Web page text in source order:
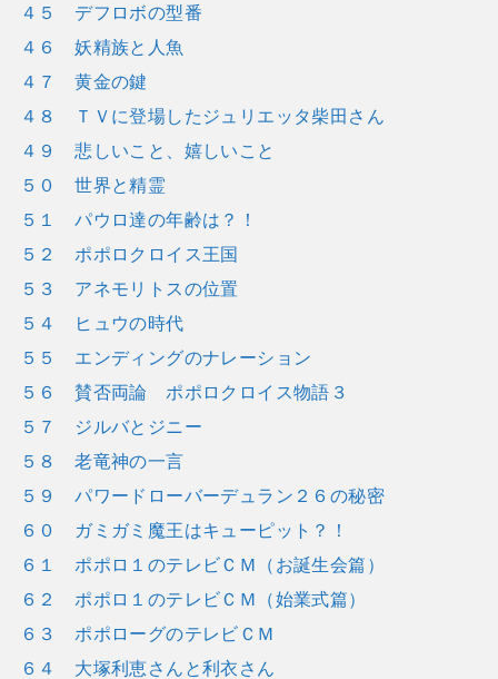
４５ デフロボの型番
４６ 妖精族と人魚
４７ 黄金の鍵
４８ ＴＶに登場したジュリエッタ柴田さん
４９ 悲しいこと、嬉しいこと
５０ 世界と精霊
５１ パウロ達の年齢は？！
５２ ポポロクロイス王国
５３ アネモリトスの位置
５４ ヒュウの時代
５５ エンディングのナレーション
５６ 賛否両論 ポポロクロイス物語３
５７ ジルバとジニー
５８ 老竜神の一言
５９ パワードローバーデュラン２６の秘密
６０ ガミガミ魔王はキューピット？！
６１ ポポロ１のテレビＣＭ（お誕生会篇）
６２ ポポロ１のテレビＣＭ（始業式篇）
６３ ポポローグのテレビＣＭ
６４ 大塚利恵さんと利衣さん